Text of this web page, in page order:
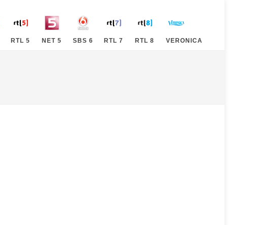
RTL 5 NET 5 SBS 6 RTL 7 RTL 8 VERONICA